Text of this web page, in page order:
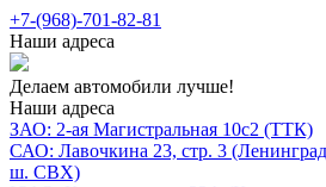
+7-(968)-701-82-81
Наши адреса
Делаем автомобили лучше!
Наши адреса
ЗАО: 2-ая Магистральная 10с2 (ТТК)
САО: Лавочкина 23, стр. 3
ш. СВХ)